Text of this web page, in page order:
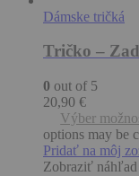
Dámske tričká
Tričko –
0 out of 5
20,90 €
Výber
options may be
Pridať na môj
Zobraziť náhľad